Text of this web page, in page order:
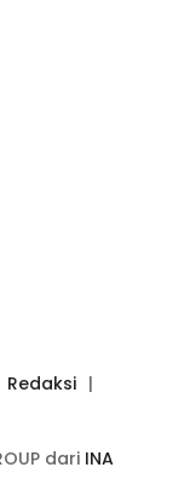
Redaksi
dari INA